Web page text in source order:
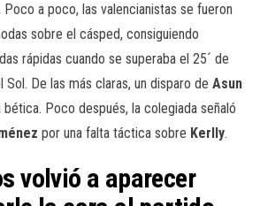
Poco a poco, las valencianistas se fueron
sobre el cásped, consiguiendo
rápidas cuando se superaba el 25´ de
Sol. De las más claras, un disparo de Asun
Poco después, la colegiada señaló
por una falta táctica sobre Kerlly.
volvió a aparecer